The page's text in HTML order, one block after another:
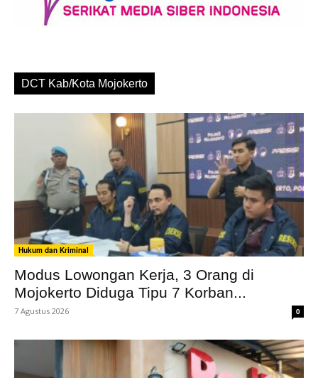
DCT Kab/Kota Mojokerto
Hukum dan Kriminal
Modus Lowongan Kerja, 3 Orang di
Mojokerto Diduga Tipu 7 Korban...
7 Agustus 2026 0